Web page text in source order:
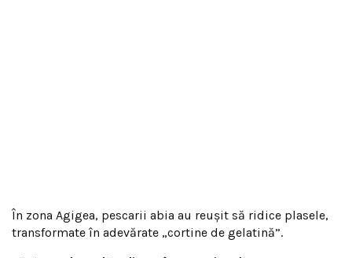
În zona Agigea, pescarii abia au reușit să ridice plasele,
transformate în adevărate „cortine de gelatină”.